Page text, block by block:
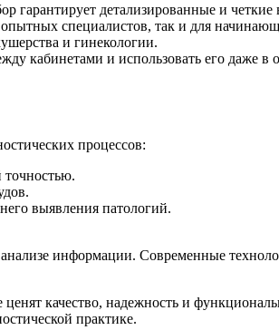
гарантирует детализированные и четкие
специалистов, так и для
и гинекологии.
кабинетами и использовать его даже в
процессов:
выявления патологий.
информации. Современные
качество, надежность и
практике.